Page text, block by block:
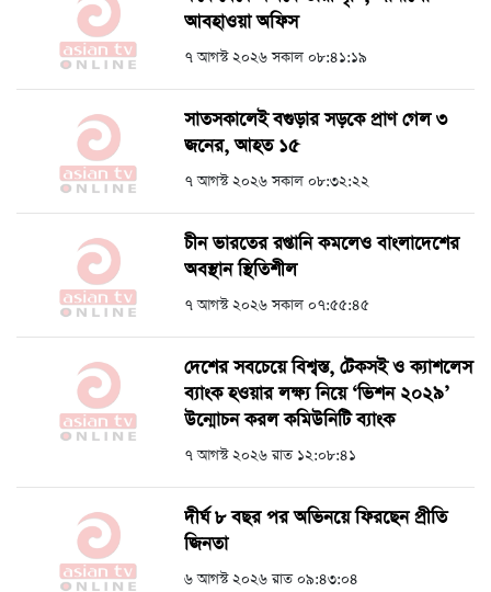
আবহাওয়া অফিস
৭ আগস্ট ২০২৬ সকাল ০৮:৪১:১৯
সাতসকালেই বগুড়ার সড়কে প্রাণ গেল ৩
জনের, আহত ১৫
৭ আগস্ট ২০২৬ সকাল ০৮:৩২:২২
চীন ভারতের রপ্তানি কমলেও বাংলাদেশের
অবস্থান স্থিতিশীল
৭ আগস্ট ২০২৬ সকাল ০৭:৫৫:৪৫
দেশের সবচেয়ে বিশ্বস্ত, টেকসই ও ক্যাশলেস
ব্যাংক হওয়ার লক্ষ্য নিয়ে ‘ভিশন ২০২৯’
উন্মোচন করল কমিউনিটি ব্যাংক
৭ আগস্ট ২০২৬ রাত ১২:০৮:৪১
দীর্ঘ ৮ বছর পর অভিনয়ে ফিরছেন প্রীতি
জিনতা
৬ আগস্ট ২০২৬ রাত ০৯:৪৩:০৪